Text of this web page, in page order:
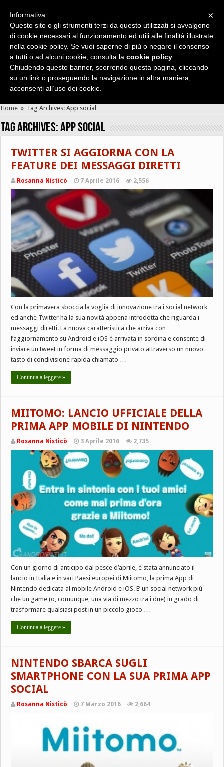
Cerca velocemente news, recensioni, guide, app, giochi ...
Home » Tag Archives: App social
Tag Archives:App social
TWITTER SI AGGIORNA CON LA
FEATURE DEI MESSAGGI DIRETTI
Rosanna Nisticò 7 Aprile 2016 2,556
Con la primavera sboccia la voglia di innovazione tra i social network
ed anche Twitter ha la sua novità appena introdotta che riguarda i
messaggi diretti. La nuova caratteristica che arriva con
l’aggiornamento su Android e iOS è arrivata in sordina e consente di
inviare un tweet in forma di messaggio privato attraverso un nuovo
tasto di condivisione rapida chiamato …
Continua a leggere »
MIITOMO: LANCIO UFFICIALE DELLA
PRIMA APP MOBILE DI NINTENDO
Rosanna Nisticò 3 Aprile 2016 2,735
Con un giorno di anticipo dal pesce d’aprile, è stata annunciato il
lancio in Italia e in vari Paesi europei di Miitomo, la prima App di
Nintendo dedicata al mobile Android e iOS. E’ un social network più
che un game (o, comunque, una via di mezzo tra i due) in grado di
trasformare qualsiasi post in un piccolo gioco …
Continua a leggere »
NINTENDO SBARCA SUGLI
SMARTPHONE CON LA SUA PRIMA APP
SOCIAL
Rosanna Nisticò 7 Marzo 2016 2,664
×
Informativa
Questo sito o gli strumenti terzi da questo utilizzati si avvalgono
di cookie necessari al funzionamento ed utili alle finalità illustrate
nella cookie policy. Se vuoi saperne di più o negare il consenso
a tutti o ad alcuni cookie, consulta la cookie policy
Chiudendo questo banner, scorrendo questa pagina, cliccando
su un link o proseguendo la navigazione in altra maniera,
acconsenti all’uso dei cookie.